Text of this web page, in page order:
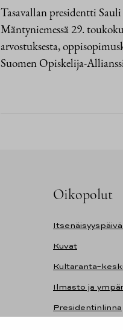
Tasavallan presidentti
Mäntyniemessä 29.
arvostuksesta,
Suomen Opiskelija-
Oikopolut
Kuvat
Kultaranta-
Ilmasto ja
Presidentinlinna